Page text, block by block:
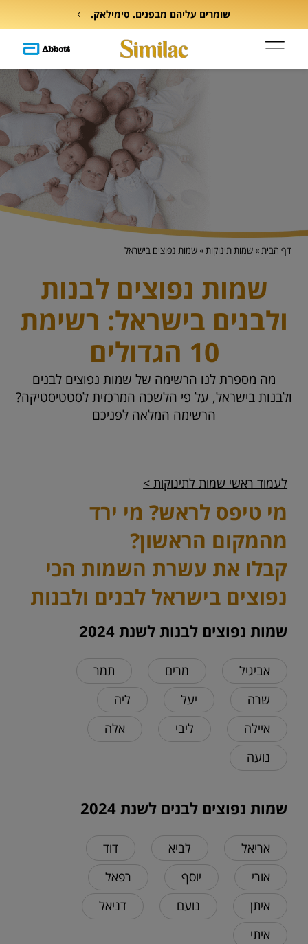
שומרים עליהם מבפנים. סימילאק.
דף הבית»שמות תינוקות»שמות נפוצים בישראל
שמות נפוצים לבנות
ולבנים בישראל: רשימת
10 הגדולים
מה מספרת לנו הרשימה של שמות נפוצים לבנים
ולבנות בישראל, על פי הלשכה המרכזית לסטטיסטיקה?
הרשימה המלאה לפניכם
לעמוד ראשי שמות לתינוקות >
מי טיפס לראש? מי ירד
מהמקום הראשון?
קבלו את עשרת השמות הכי
נפוצים בישראל לבנים ולבנות
שמות נפוצים לבנות לשנת 2024
אביגיל מרים
תמר
שרה
יעל
ליה
איילה
ליבי
אלה
נועה
שמות נפוצים לבנים לשנת 2024
אריאל לביא
דוד
אורי
יוסף
רפאל
איתן
נועם
דניאל
איתי